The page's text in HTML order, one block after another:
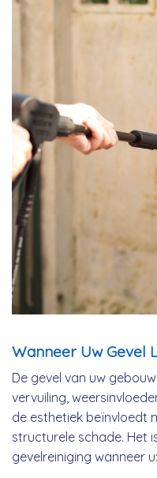
Wanneer Uw Gevel
De gevel van uw
vervuiling,
de esthetiek beïnvloedt
structurele schade. Het
gevelreiniging wanneer u: